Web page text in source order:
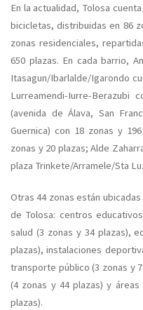
En la actualidad, Tolosa
bicicletas, distribuidas en 86
zonas residenciales,
650 plazas. En cada barrio,
Itasagun/Ibarlalde/Igarondo
Lurreamendi-Iurre-
(avenida de Álava, San
Guernica) con 18 zonas y
zonas y 20 plazas; Alde
plaza Trinkete/Arramele/Sta
Otras 44 zonas están
de Tolosa: centros
salud (3 zonas y 34 plazas),
plazas), instalaciones
transporte público (3 zonas y
(4 zonas y 44 plazas) y
plazas).